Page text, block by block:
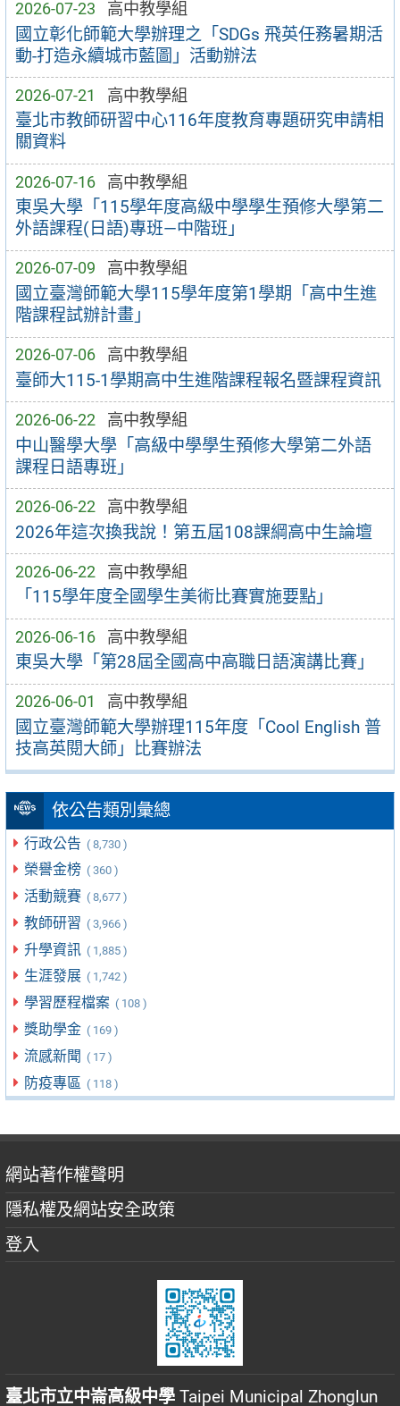
2026-07-23 高中教學組
國立彰化師範大學辦理之「SDGs 飛英任務暑期活
動-打造永續城市藍圖」活動辦法
2026-07-21 高中教學組
臺北市教師研習中心116年度教育專題研究申請相
關資料
2026-07-16 高中教學組
東吳大學「115學年度高級中學學生預修大學第二
外語課程(日語)專班—中階班」
2026-07-09 高中教學組
國立臺灣師範大學115學年度第1學期「高中生進
階課程試辦計畫」
2026-07-06 高中教學組
臺師大115-1學期高中生進階課程報名暨課程資訊
2026-06-22 高中教學組
中山醫學大學「高級中學學生預修大學第二外語
課程日語專班」
2026-06-22 高中教學組
2026年這次換我說！第五屆108課綱高中生論壇
2026-06-22 高中教學組
「115學年度全國學生美術比賽實施要點」
2026-06-16 高中教學組
東吳大學「第28屆全國高中高職日語演講比賽」
2026-06-01 高中教學組
國立臺灣師範大學辦理115年度「Cool English 普
技高英閱大師」比賽辦法
依公告類別彙總
行政公告 ( 8,730 )
榮譽金榜 ( 360 )
活動競賽 ( 8,677 )
教師研習 ( 3,966 )
升學資訊 ( 1,885 )
生涯發展 ( 1,742 )
學習歷程檔案 ( 108 )
獎助學金 ( 169 )
流感新聞 ( 17 )
防疫專區 ( 118 )
網站著作權聲明
隱私權及網站安全政策
登入
臺北市立中崙高級中學 Taipei Municipal Zhonglun